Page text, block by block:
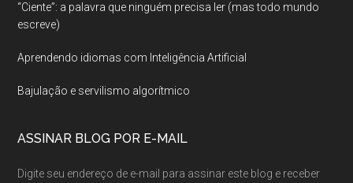
“Ciente”: a palavra que ninguém precisa ler (mas todo mundo
escreve)
Aprendendo idiomas com Inteligência Artificial
Bajulação e servilismo algorítmico
ASSINAR BLOG POR E-MAIL
Digite seu endereço de e-mail para assinar este blog e receber